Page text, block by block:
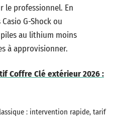
le professionnel. En
G-Shock ou
au lithium moins
à approvisionner.
Coffre Clé extérieur 2026 :
: intervention rapide, tarif